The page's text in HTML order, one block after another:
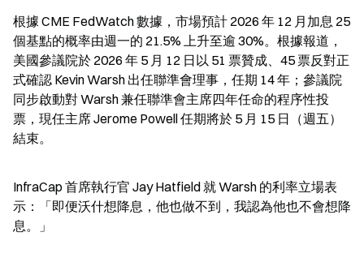
根據 CME FedWatch 數據，市場預計 2026 年 12 月加息 25
個基點的概率由週一的 21.5% 上升至逾 30%。根據報道，
美國參議院於 2026 年 5 月 12 日以 51 票贊成、45 票反對正
式確認 Kevin Warsh 出任聯準會理事，任期 14 年；參議院
同步啟動對 Warsh 兼任聯準會主席四年任命的程序性投
票，現任主席 Jerome Powell 任期將於 5 月 15 日（週五）
結束。
InfraCap 首席執行官 Jay Hatfield 就 Warsh 的利率立場表
示：「即便沃什想降息，他也做不到，我認為他也不會想降
息。」